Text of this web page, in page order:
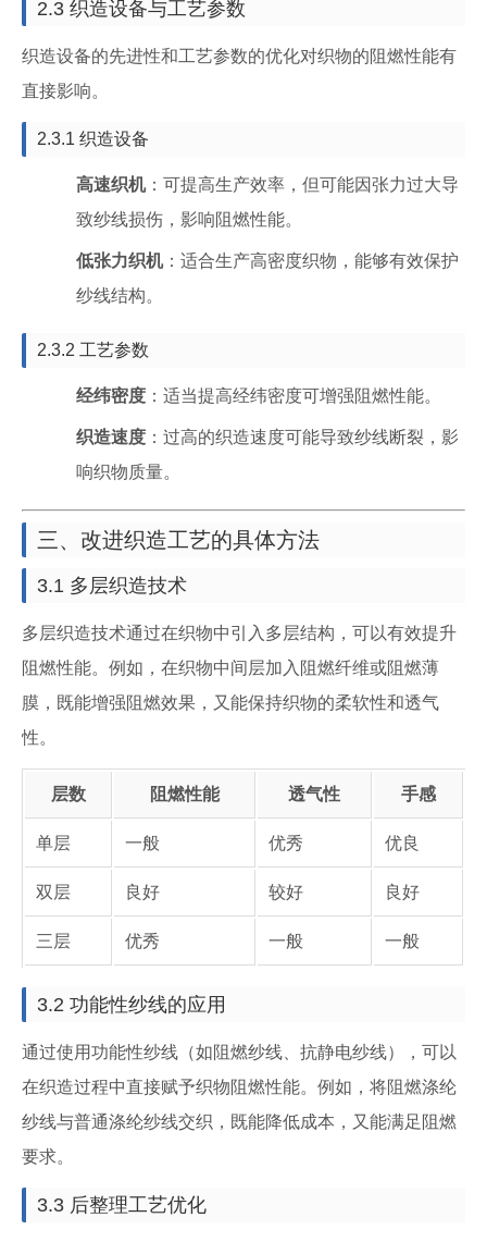
2.3 织造设备与工艺参数
织造设备的先进性和工艺参数的优化对织物的阻燃性能有
直接影响。
2.3.1 织造设备
高速织机：可提高生产效率，但可能因张力过大导
致纱线损伤，影响阻燃性能。
低张力织机：适合生产高密度织物，能够有效保护
纱线结构。
2.3.2 工艺参数
经纬密度 ：适当提高经纬密度可增强阻燃性能。
织造速度 ：过高的织造速度可能导致纱线断裂，影
响织物质量。
三、改进织造工艺的具体方法
3.1 多层织造技术
多层织造技术通过在织物中引入多层结构，可以有效提升
阻燃性能。例如，在织物中间层加入阻燃纤维或阻燃薄
膜，既能增强阻燃效果，又能保持织物的柔软性和透气
性。
层数 阻燃性能 透气性 手感
单层 一般 优秀 优良
双层 良好 较好 良好
三层 优秀 一般 一般
3.2 功能性纱线的应用
通过使用功能性纱线（如阻燃纱线、抗静电纱线），可以
在织造过程中直接赋予织物阻燃性能。例如，将阻燃涤纶
纱线与普通涤纶纱线交织，既能降低成本，又能满足阻燃
要求。
3.3 后整理工艺优化